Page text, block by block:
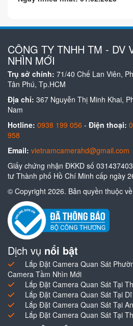
CÔNG TY TNHH TM - DV
NHÌN MỚI
Trụ sở chính: 71/40 Chế Lan Viên,
Tân Phú, Tp.HCM
Địa chỉ: 367 Nguyễn Thị Minh Khai,
Nam
Hotline: 0938 199 056 - Điện thoại:
958
Email: vietnamcamerahd@gmail.com
Giấy chứng nhận ĐKKD số
tư Thành phố Hồ Chí Minh cấp ngày
© Copyright 2026. Bản quyền thuộc
Dịch vụ nổi bật
Lắp Đặt Camera Quan Sát
Camera Tầm Nhìn Mới
Lắp Đặt Camera Quan Sát Tại
Lắp Đặt Camera Quan Sát Tại
Lắp Đặt Camera Quan Sát Tại
Lắp Đặt Camera Quan Sát Tại